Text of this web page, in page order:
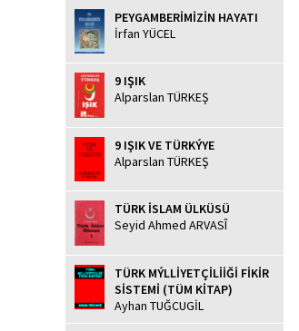
PEYGAMBERİMİZİN HAYATI
İrfan YÜCEL
9 IŞIK
Alparslan TÜRKEŞ
9 IŞIK VE TÜRKÝYE
Alparslan TÜRKEŞ
TÜRK İSLAM ÜLKÜSÜ
Seyid Ahmed ARVASÎ
TÜRK MÝLLİYETÇİLİİĞİ FİKİR
SİSTEMİ (TÜM KİTAP)
Ayhan TUĞCUGİL